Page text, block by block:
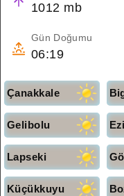
1012 mb
Gün Doğumu
06:19
Çanakkale
Gelibolu
Lapseki
Küçükkuyu